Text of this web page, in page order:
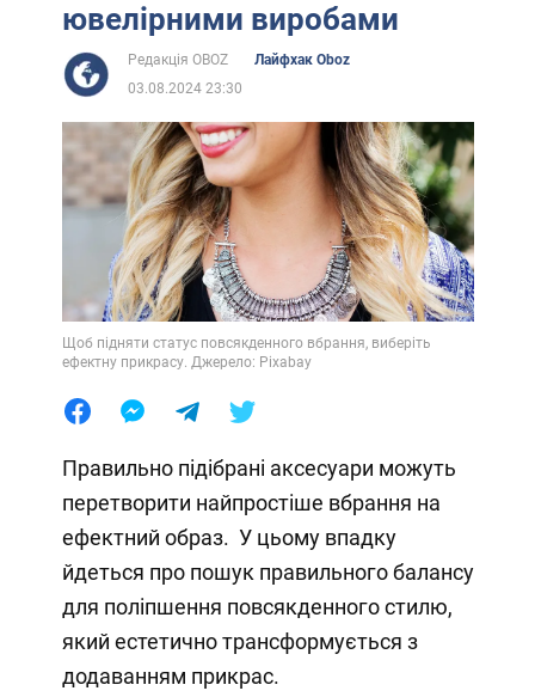
Африка
Життя
Лайфхаки
ювелірними виробами
Редакція OBOZ
Лайфхак Oboz
03.08.2024 23:30
Щоб підняти статус повсякденного вбрання, виберіть
ефектну прикрасу. Джерело: Pixabay
Правильно підібрані аксесуари можуть
перетворити найпростіше вбрання на
ефектний образ. У цьому впадку
йдеться про пошук правильного балансу
для поліпшення повсякденного стилю,
який естетично трансформується з
додаванням прикрас.